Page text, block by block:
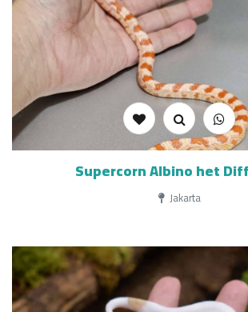
Supercorn Albino het
Jakarta